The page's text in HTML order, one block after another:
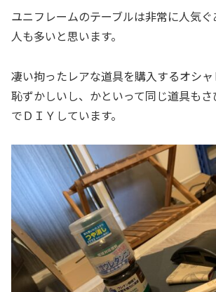
ユニフレームのテーブルは非常に人気ぐ
人も多いと思います。
凄い拘ったレアな道具を購入するオシ
恥ずかしいし、かといって同じ道具も
でＤＩＹしています。